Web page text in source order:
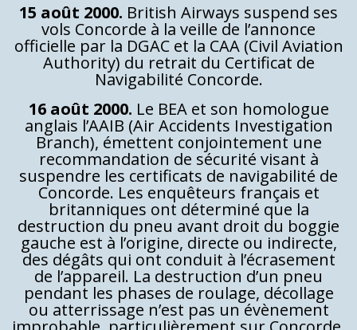
15 août 2000. British Airways suspend ses
vols Concorde à la veille de l’annonce
officielle par la DGAC et la CAA (Civil Aviation
Authority) du retrait du Certificat de
Navigabilité Concorde.
16 août 2000. Le BEA et son homologue
anglais l’AAIB (Air Accidents Investigation
Branch), émettent conjointement une
recommandation de sécurité visant à
suspendre les certificats de navigabilité de
Concorde. Les enquêteurs français et
britanniques ont déterminé que la
destruction du pneu avant droit du boggie
gauche est à l’origine, directe ou indirecte,
des dégâts qui ont conduit à l’écrasement
de l’appareil. La destruction d’un pneu
pendant les phases de roulage, décollage
ou atterrissage n’est pas un évènement